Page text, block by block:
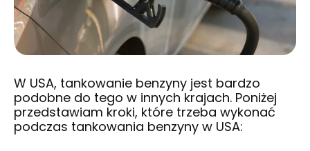
W USA, tankowanie benzyny jest bardzo
podobne do tego w innych krajach. Poniżej
przedstawiam kroki, które trzeba wykonać
podczas tankowania benzyny w USA: